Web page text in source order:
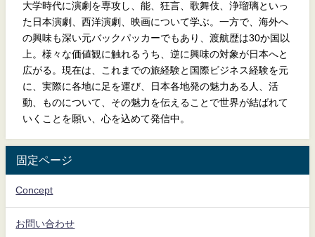
大学時代に演劇を専攻し、能、狂言、歌舞伎、浄瑠璃といっ
た日本演劇、西洋演劇、映画について学ぶ。一方で、海外へ
の興味も深い元バックパッカーでもあり、渡航歴は30か国以
上。様々な価値観に触れるうち、逆に興味の対象が日本へと
広がる。現在は、これまでの旅経験と国際ビジネス経験を元
に、実際に各地に足を運び、日本各地発の魅力ある人、活
動、ものについて、その魅力を伝えることで世界が結ばれて
いくことを願い、心を込めて発信中。
固定ページ
Concept
お問い合わせ